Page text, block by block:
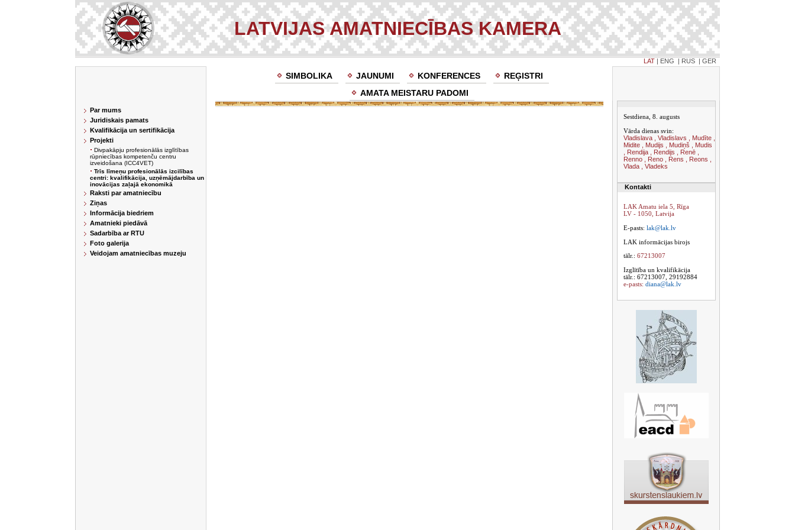
LATVIJAS AMATNIECĪBAS KAMERA
LAT | ENG | RUS | GER
SIMBOLIKA JAUNUMI KONFERENCES
REĢISTRI
AMATA MEISTARU PADOMI
Par mums
Juridiskais pamats
Kvalifikācija un sertifikācija
Projekti
Divpakāpju profesionālās izglītības
rūpniecības kompetenču centru
izveidošana (ICC4VET)
Trīs līmeņu profesionālās izcilības
centri: kvalifikācija, uzņēmājdarbība un
inovācijas zaļajā ekonomikā
Raksti par amatniecību
Ziņas
Informācija biedriem
Amatnieki piedāvā
Sadarbība ar RTU
Foto galerija
Veidojam amatniecības muzeju
Sestdiena, 8. augusts
Vārda dienas svin:
Vladislava , Vladislavs , Mudīte ,
Midite , Mudijs , Mudiņš , Mudis
, Rendija , Rendijs , Renē ,
Renno , Reno , Rens , Reons ,
Vlada , Vladeks
Kontakti
LAK Amatu iela 5, Rīga
LV - 1050, Latvija
E-pasts: lak@lak.lv
LAK informācijas birojs
tālr.: 67213007
Izglītība un kvalifikācija
tālr.: 67213007, 29192884
e-pasts: diana@lak.lv